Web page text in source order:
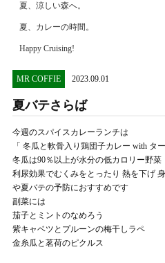
夏、涼しい森へ。
夏、カレーの時間。
Happy Cruising!
MR COFFIE 2023.09.01
夏バテさらば
今週のスパイスカレーランチは
「 冬瓜と軟骨入り鶏団子カレー with タ
冬瓜は90％以上が水分の低カロリー野菜
利尿効果でむくみをとったり 熱を下げ
や夏バテの予防におすすめです
副菜には
茄子とミントのなめろう
紫キャベツとプルーンの梅干しラペ
金糸瓜と茗荷のピクルス